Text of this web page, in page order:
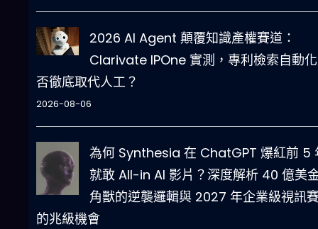
2026 AI Agent 顛覆知識產權賽道：
Clarivate IPOne 實測，專利檢索自動
否徹底取代人工？
2026-08-06
為何 Synthesia 在 ChatGPT 爆紅前 5
就敢 All-in AI 影片？深度解析 40 億美
角獸的逆襲邏輯與 2027 年企業級視訊
的兆級機會